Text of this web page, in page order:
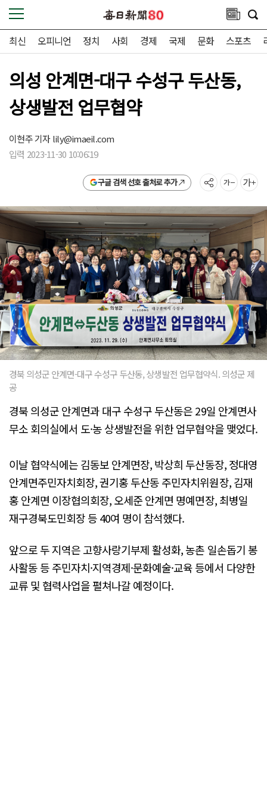
최신 오피니언 정치 사회 경제 국제 문화 스포츠
의성 안계면-대구 수성구 두산동,
상생발전 업무협약
이현주 기자lily@imaeil.com
입력 2023-11-30 10:06:19
구글 검색 선호 출처로 추가
경북 의성군 안계면-대구 수성구 두산동, 상생발전 업무협약식. 의성군 제
공
경북 의성군 안계면과 대구 수성구 두산동은 29일 안계면사
무소 회의실에서 도·농 상생발전을 위한 업무협약을 맺었다.
이날 협약식에는 김동보 안계면장, 박상희 두산동장, 정대영
안계면주민자치회장, 권기홍 두산동 주민자치위원장, 김재
홍 안계면 이장협의회장, 오세준 안계면 명예면장, 최병일
재구경북도민회장 등 40여 명이 참석했다.
앞으로 두 지역은 고향사랑기부제 활성화, 농촌 일손돕기 봉
사활동 등 주민자치·지역경제·문화예술·교육 등에서 다양한
교류 및 협력사업을 펼쳐나갈 예정이다.